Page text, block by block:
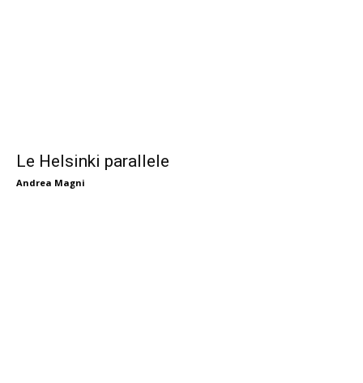
Le Helsinki parallele
Andrea Magni